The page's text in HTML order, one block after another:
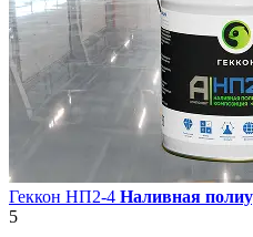
Геккон НП2-4 Наливная
5